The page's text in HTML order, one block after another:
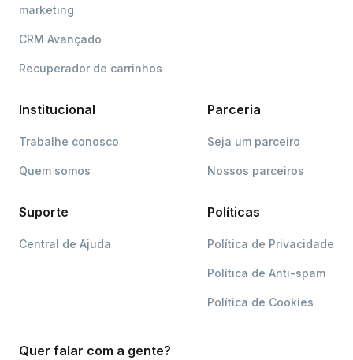
marketing
CRM Avançado
Recuperador de carrinhos
Institucional
Trabalhe conosco
Quem somos
Parceria
Seja um parceiro
Nossos parceiros
Suporte
Central de Ajuda
Políticas
Política de Privacidade
Política de Anti-spam
Política de Cookies
Quer falar com a gente?